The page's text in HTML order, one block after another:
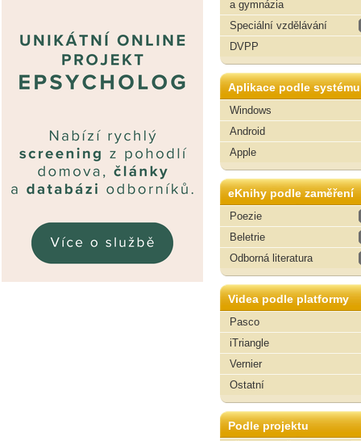
a gymnázia
Speciální vzdělávání
DVPP
Aplikace podle systému
Windows
Android
Apple
eKnihy podle zaměření
Poezie
Beletrie
Odborná literatura
Videa podle platformy
Pasco
iTriangle
Vernier
Ostatní
Podle projektu